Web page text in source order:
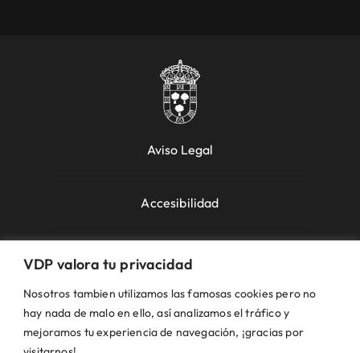
VDP valora tu privacidad
Nosotros tambien utilizamos las famosas cookies pero no
hay nada de malo en ello, así analizamos el tráfico y
mejoramos tu experiencia de navegación, ¡gracias por
Aviso Legal
Accesibilidad
Política de Cookies
Política de Privacidad